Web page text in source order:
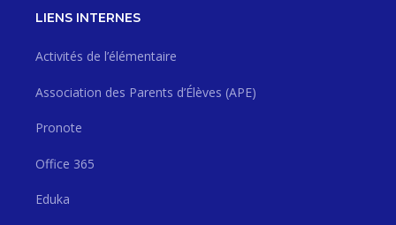
LIENS INTERNES
Activités de l’élémentaire
Association des Parents d’Élèves (APE)
Pronote
Office 365
Eduka